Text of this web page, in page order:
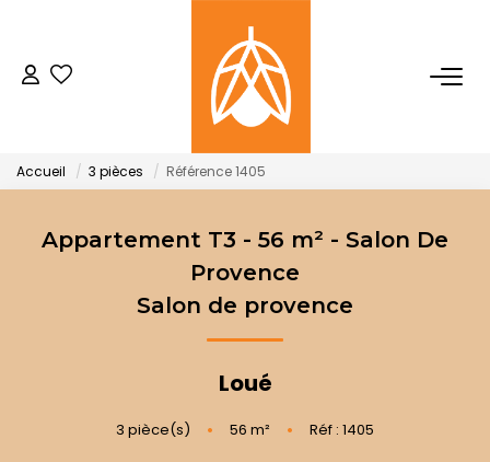
NOTRE AGENCE
Qui Sommes-Nous
Nos Actualités
ACHETER
LOUER
GESTION
Accueil 3 pièces Référence 1405
Appartement T3 - 56 m² - Salon De
Provence
Salon de provence
Loué
3 pièce(s) • 56 m² • Réf : 1405